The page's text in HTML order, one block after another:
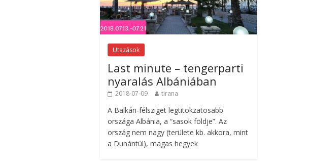
Utazások
Last minute – tengerparti
nyaralás Albániában
2018-07-09 tirana
A Balkán-félsziget legtitokzatosabb
országa Albánia, a “sasok földje”. Az
ország nem nagy (területe kb. akkora, mint
a Dunántúl), magas hegyek